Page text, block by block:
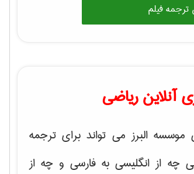
فیلم
آنلاین ریاضی
البرز می تواند برای ترجمه
از انگلیسی به فارسی و چه از